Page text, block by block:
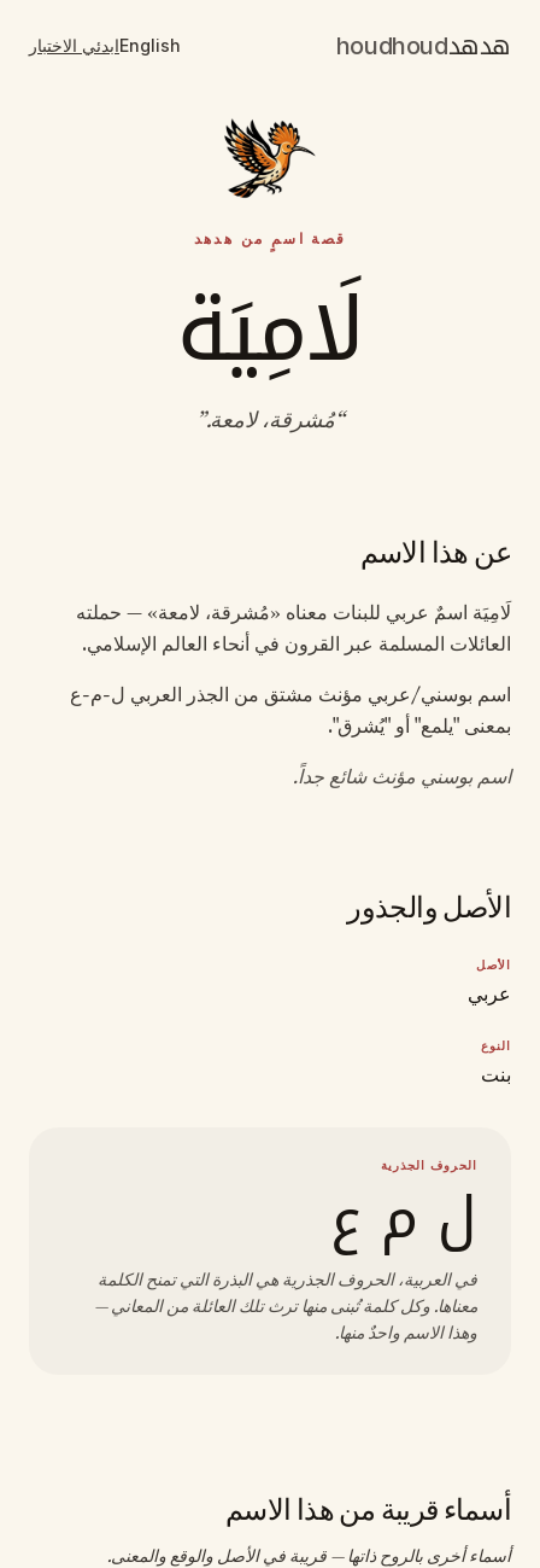
هدهدhoudhoud
Englishابدئي الاختبار
قصة اسمٍ من هدهد
لَامِيَة
“مُشرقة، لامعة.”
عن هذا الاسم
لَامِيَة اسمٌ عربي للبنات معناه «مُشرقة، لامعة» — حملته
العائلات المسلمة عبر القرون في أنحاء العالم الإسلامي.
اسم بوسني/عربي مؤنث مشتق من الجذر العربي ل-م-ع
بمعنى "يلمع" أو "يُشرق".
اسم بوسني مؤنث شائع جداً.
الأصل والجذور
الأصل
عربي
النوع
بنت
الحروف الجذرية
ل م ع
في العربية، الحروف الجذرية هي البذرة التي تمنح الكلمة
معناها. وكل كلمة تُبنى منها ترث تلك العائلة من المعاني —
وهذا الاسم واحدٌ منها.
أسماء قريبة من هذا الاسم
أسماء أخرى بالروح ذاتها — قريبة في الأصل والوقع والمعنى.